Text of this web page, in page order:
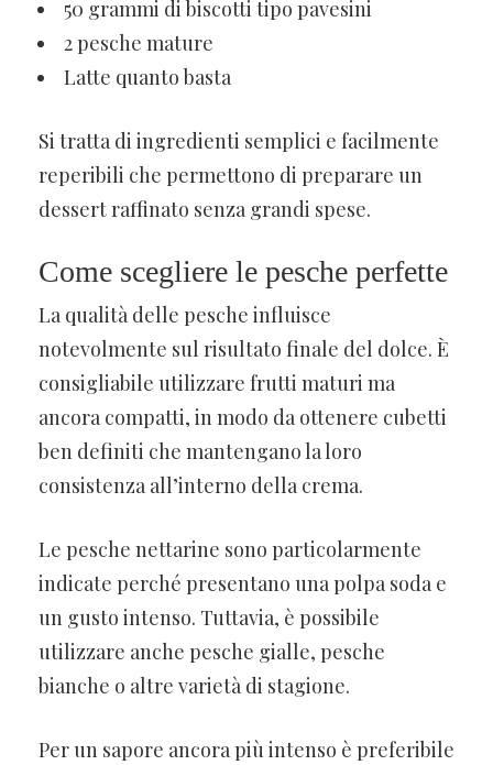
50 grammi di biscotti tipo pavesini
2 pesche mature
Latte quanto basta
Si tratta di ingredienti semplici e facilmente
reperibili che permettono di preparare un
dessert raffinato senza grandi spese.
Come scegliere le pesche perfette
La qualità delle pesche influisce
notevolmente sul risultato finale del dolce. È
consigliabile utilizzare frutti maturi ma
ancora compatti, in modo da ottenere cubetti
ben definiti che mantengano la loro
consistenza all’interno della crema.
Le pesche nettarine sono particolarmente
indicate perché presentano una polpa soda e
un gusto intenso. Tuttavia, è possibile
utilizzare anche pesche gialle, pesche
bianche o altre varietà di stagione.
Per un sapore ancora più intenso è preferibile